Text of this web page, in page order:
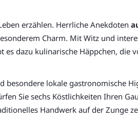
erzählen. Herrliche Anekdoten
Charm. Mit Witz und
dazu kulinarische Häppchen, die
besondere lokale gastronomische
Sie sechs Köstlichkeiten Ihren
Handwerk auf der Zunge